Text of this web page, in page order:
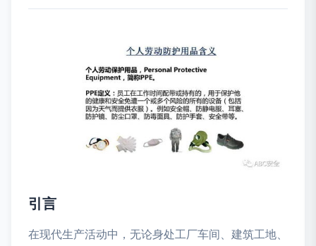
引言
在现代生产活动中，无论身处工厂车间、建筑工地、